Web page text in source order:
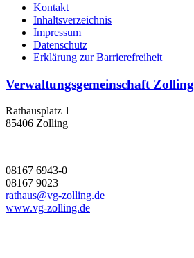
Kontakt
Inhaltsverzeichnis
Impressum
Datenschutz
Erklärung zur Barrierefreiheit
Verwaltungsgemeinschaft Zolling
Rathausplatz 1
85406 Zolling
08167 6943-0
08167 9023
rathaus@vg-zolling.de
www.vg-zolling.de